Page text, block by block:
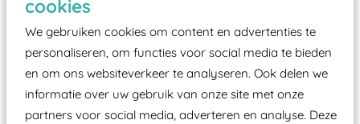
cookies
We gebruiken cookies om content en advertenties te
personaliseren, om functies voor social media te bieden
en om ons websiteverkeer te analyseren. Ook delen we
informatie over uw gebruik van onze site met onze
partners voor social media, adverteren en analyse. Deze
moet zijn van een typekeuring, -plaatje en
certificering, uitgegeven door een Nederlands
aangewezen keuringsinstantie?
Wij ook speeltoestellen kunnen laten keuren zodat
ze toch binnen het Warenwetbesluit Attractie- en
Speeltoestellen vallen?